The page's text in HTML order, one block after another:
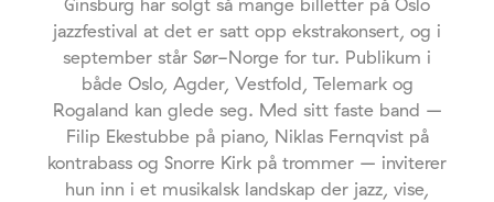
jazzfestival at det er satt opp ekstrakonsert, og i
september står Sør-Norge for tur. Publikum i
både Oslo, Agder, Vestfold, Telemark og
Rogaland kan glede seg. Med sitt faste band –
Filip Ekestubbe på piano, Niklas Fernqvist på
kontrabass og Snorre Kirk på trommer – inviterer
hun inn i et musikalsk landskap der jazz, vise,